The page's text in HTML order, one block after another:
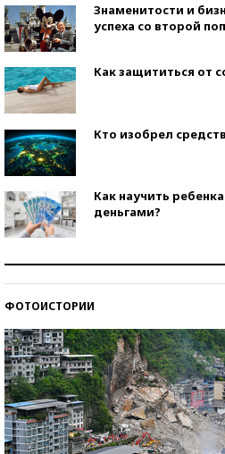
Знаменитости и
успеха со второй
Как защититься от
Кто изобрел
Как научить
деньгами?
ФОТОИСТОРИИ